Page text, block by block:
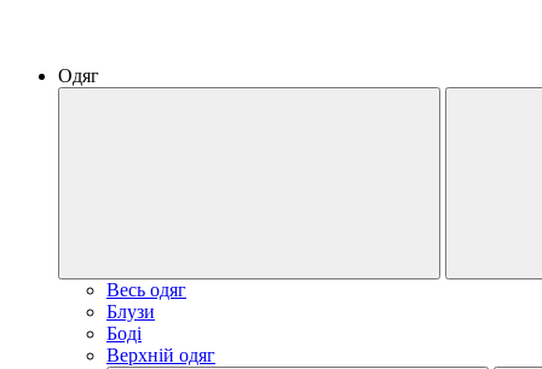
Одяг
Весь одяг
Блузи
Боді
Верхній одяг